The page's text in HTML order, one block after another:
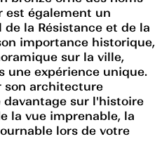
est également un
la Résistance et de la
importance historique,
sur la ville,
une expérience unique.
son architecture
davantage sur l'histoire
la vue imprenable, la
lors de votre